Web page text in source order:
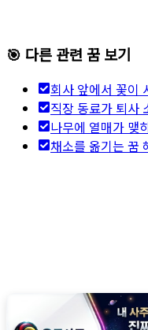
🎯 다른 관련 꿈 보기
회사 앞에서 꽃이
직장 동료가 퇴사
나무에 열매가 맺
채소를 옮기는 꿈